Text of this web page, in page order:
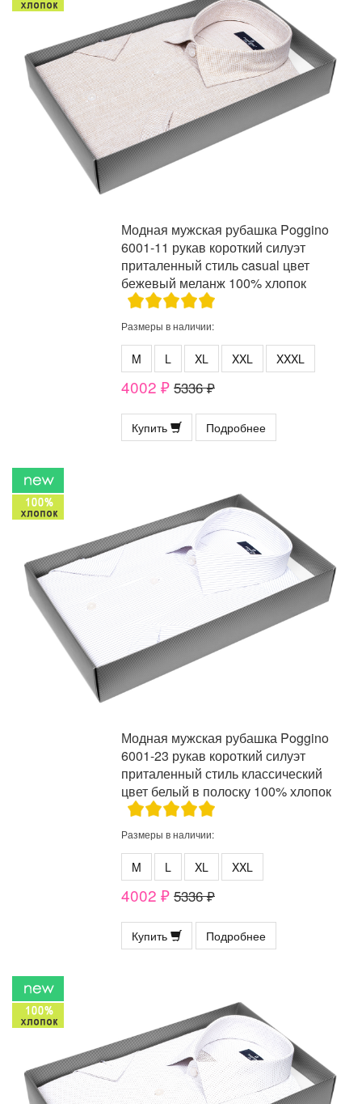
Модная мужская рубашка Poggino
6001-11 рукав короткий силуэт
приталенный стиль casual цвет
бежевый меланж 100% хлопок
Размеры в наличии:
M L XL XXL XXXL
4002 ₽ 5336 ₽
Купить Подробнее
Модная мужская рубашка Poggino
6001-23 рукав короткий силуэт
приталенный стиль классический
цвет белый в полоску 100% хлопок
Размеры в наличии:
M L XL XXL
4002 ₽ 5336 ₽
Купить Подробнее